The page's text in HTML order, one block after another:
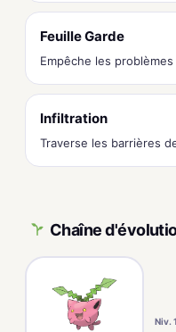
Feuille Garde
Empêche les
Infiltration
Traverse les barrières
Chaîne
Niv.